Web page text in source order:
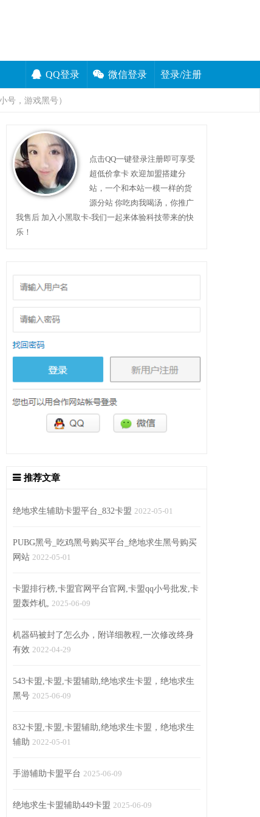
QQ登录 微信登录 登录/注册
号，游戏黑号）
点击QQ一键登录注册即可享受
超低价拿卡 欢迎加盟搭建分
站，一个和本站一模一样的货
源分站 你吃肉我喝汤，你推广
我售后 加入小黑取卡-我们一起来体验科技带来的快
乐！
推荐文章
绝地求生辅助卡盟平台_832卡盟 2022-05-01
PUBG黑号_吃鸡黑号购买平台_绝地求生黑号购买
网站 2022-05-01
卡盟排行榜,卡盟官网平台官网,卡盟qq小号批发,卡
盟轰炸机, 2025-06-09
机器码被封了怎么办，附详细教程,一次修改终身
有效 2022-04-29
543卡盟,卡盟,卡盟辅助,绝地求生卡盟，绝地求生
黑号 2025-06-09
832卡盟,卡盟,卡盟辅助,绝地求生卡盟，绝地求生
辅助 2022-05-01
手游辅助卡盟平台 2025-06-09
绝地求生卡盟辅助449卡盟 2025-06-09